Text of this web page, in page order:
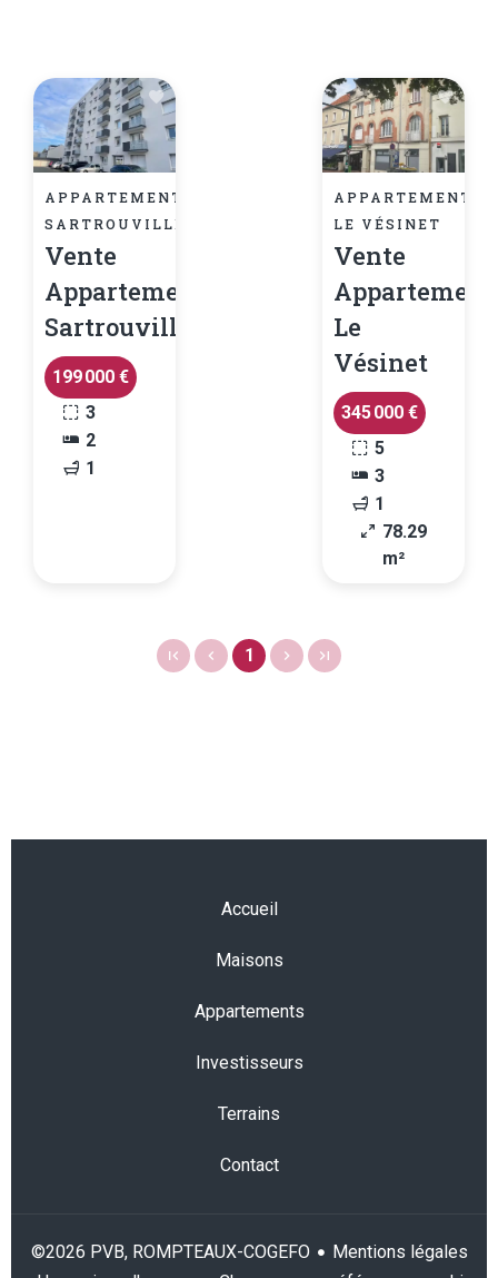
APPARTEMENT,
SARTROUVILLE
Vente
Appartement
Sartrouville
199 000 €
3
2
1
APPARTEMENT,
LE VÉSINET
Vente
Appartement
Le
Vésinet
345 000 €
5
3
1
78.29
m²
1
Accueil
Maisons
Appartements
Investisseurs
Terrains
Contact
©2026 PVB, ROMPTEAUX-COGEFO
Mentions légales